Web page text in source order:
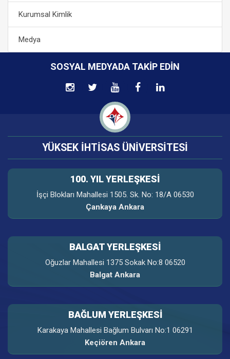
Kurumsal Kimlik
Medya
SOSYAL MEDYADA TAKIP EDIN
YÜKSEK İHTİSAS ÜNİVERSİTESİ
100. YIL YERLEŞKESI
İşçi Blokları Mahallesi 1505. Sk. No: 18/A 06530
Çankaya Ankara
BALGAT YERLEŞKESİ
Oğuzlar Mahallesi 1375 Sokak No:8 06520
Balgat Ankara
BAĞLUM YERLEŞKESİ
Karakaya Mahallesi Bağlum Bulvarı No:1 06291
Keçiören Ankara